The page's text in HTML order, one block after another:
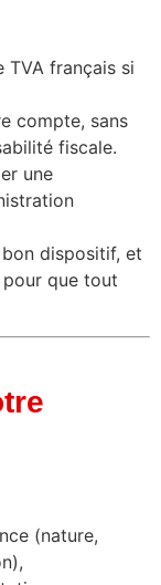
TVA français si
compte, sans
fiscale.
une
dispositif, et
que tout
(nature,